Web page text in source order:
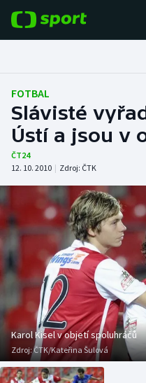
Fotbal
Hokej
Tenis
Atletika
Cyklistika
DALŠÍ SPORTY
Americký fotbal
Baseball a softbal
Basketbal
NEPŘEHLÉDNĚTE
Soutěže
Historické návraty
FOTBAL
Slávisté
Ústí a jsou v
ČT24
12. 10. 2010 | Zdroj: ČTK
Karol Kisel v objetí spoluhráčů
Zdroj:ČTK/Kateřina Šulová